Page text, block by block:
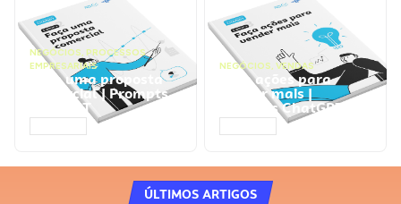
NEGÓCIOS, PROCESSOS
EMPRESARIAIS
Faça uma proposta
comercial | Prompts
ChatGPT
NEGÓCIOS, VENDAS
Faça ações para
vender mais |
Prompts ChatGPT
ÚLTIMOS ARTIGOS